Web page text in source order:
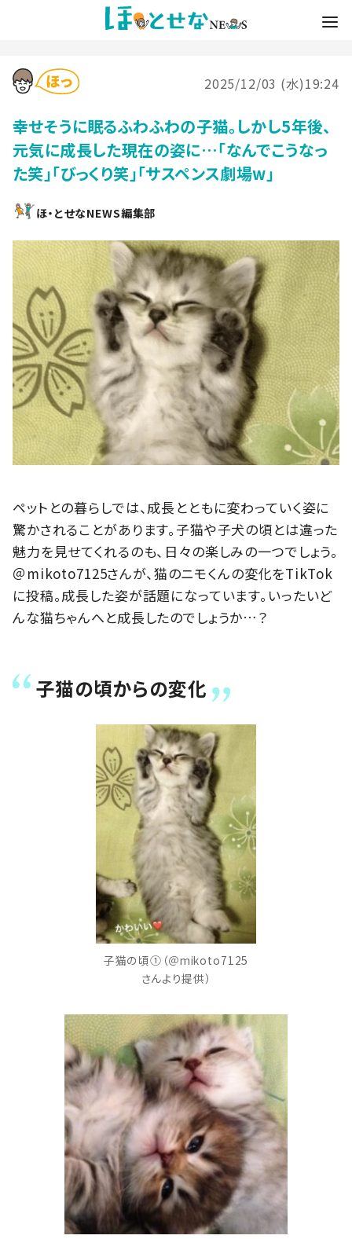
2025/12/03 (水)19:24
幸せそうに眠るふわふわの子猫。しかし5年後、
元気に成長した現在の姿に…「なんでこうなっ
た笑」「びっくり笑」「サスペンス劇場w」
ほ・とせなNEWS編集部
ペットとの暮らしでは、成長とともに変わっていく姿に
驚かされることがあります。子猫や子犬の頃とは違った
魅力を見せてくれるのも、日々の楽しみの一つでしょう。
＠mikoto7125さんが、猫のニモくんの変化をTikTok
に投稿。成長した姿が話題になっています。いったいど
んな猫ちゃんへと成長したのでしょうか…？
子猫の頃からの変化
子猫の頃①（＠mikoto7125
さんより提供）